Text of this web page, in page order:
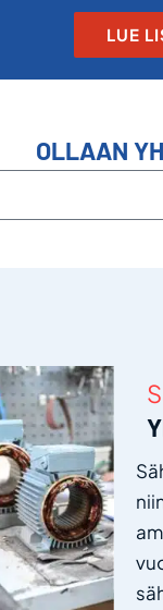
LUE
OLLAAN